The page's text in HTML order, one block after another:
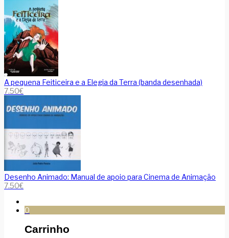
A pequena Feiticeira e a Elegia da Terra (banda desenhada)
7.50€
Desenho Animado: Manual de apoio para Cinema de Animação
7.50€
0
Carrinho